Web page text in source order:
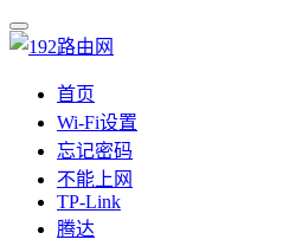
首页
Wi-Fi设置
忘记密码
不能上网
TP-Link
腾达